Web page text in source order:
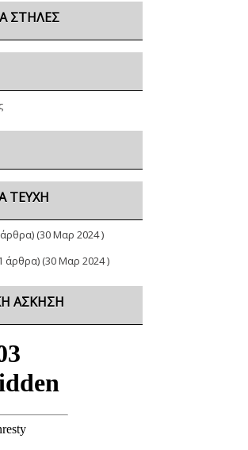
ΣΤΉΛΕΣ
ΤΕΎΧΗ
(30 Μαρ 2024 )
άρθρα) (30 Μαρ 2024 )
ΆΣΚΗΣΗ